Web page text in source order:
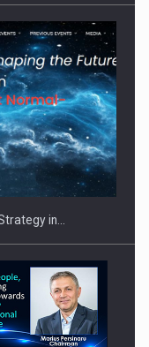
by benzinariile RO…
in…